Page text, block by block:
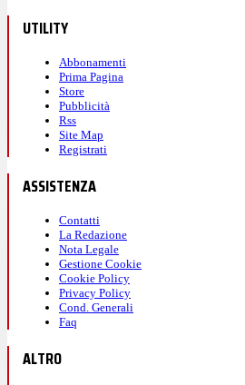
UTILITY
Abbonamenti
Prima Pagina
Store
Pubblicità
Rss
Site Map
Registrati
ASSISTENZA
Contatti
La Redazione
Nota Legale
Gestione Cookie
Cookie Policy
Privacy Policy
Cond. Generali
Faq
ALTRO